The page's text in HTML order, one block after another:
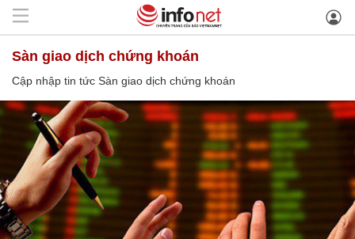
Sàn giao dịch chứng khoán
Cập nhập tin tức Sàn giao dịch chứng khoán